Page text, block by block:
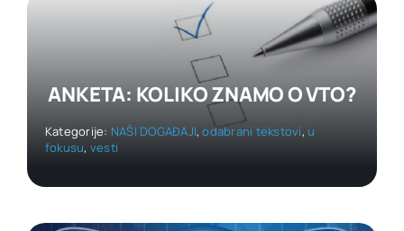
ANKETA: KOLIKO ZNAMO O VTO?
Kategorije: NAŠI DOGAĐAJI,odabrani tekstovi,u
fokusu, vesti